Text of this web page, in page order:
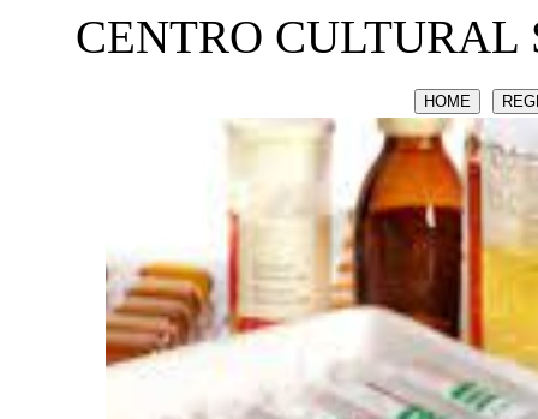
CENTRO CULTURAL
HOME